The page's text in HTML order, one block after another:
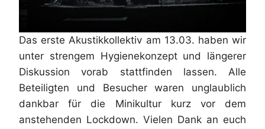
Das erste Akustikkollektiv am 13.03. haben wir
unter strengem Hygienekonzept und längerer
Diskussion vorab stattfinden lassen. Alle
Beteiligten und Besucher waren unglaublich
dankbar für die Minikultur kurz vor dem
anstehenden Lockdown. Vielen Dank an euch